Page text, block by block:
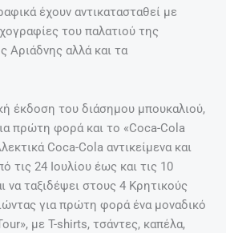
έχουν αντικατασταθεί με
του παλατιού της
Αριάδνης αλλά και τα
έκδοση του διάσημου μπουκαλιού,
πρώτη φορά και το «Coca-Cola
Coca-Cola αντικείμενα και
τις 24 Ιουλίου έως και τις 10
να ταξιδέψει στους 4 Κρητικούς
για πρώτη φορά ένα μοναδικό
με T-shirts, τσάντες, καπέλα,